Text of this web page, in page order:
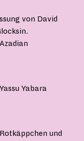
von David
Yabara
und